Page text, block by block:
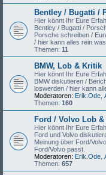
Bentley / Bugatti /
Hier könnt Ihr Eure
Bentley / Bugatti /
Porsche schreiben /
/ hier kann alles rein
Themen: 11
BMW, Lob & Kritik
Hier könnt Ihr Eure
BMW diskutieren /
loswerden / hier kann
Moderatoren: Erik.Ode
Themen: 160
Ford / Volvo Lob
Hier könnt Ihr Eure
Ford und Volvo
Meinung über Ford/
Ford/Volvo passt.
Moderatoren: Erik.Ode
Themen: 657